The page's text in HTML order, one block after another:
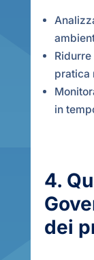
Ridurre
pratica
in
4.
dei